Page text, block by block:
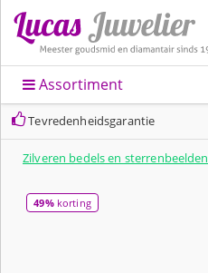
Assortiment
Tevredenheidsgarantie
Zilveren bedels en sterrenbeelden
49%korting